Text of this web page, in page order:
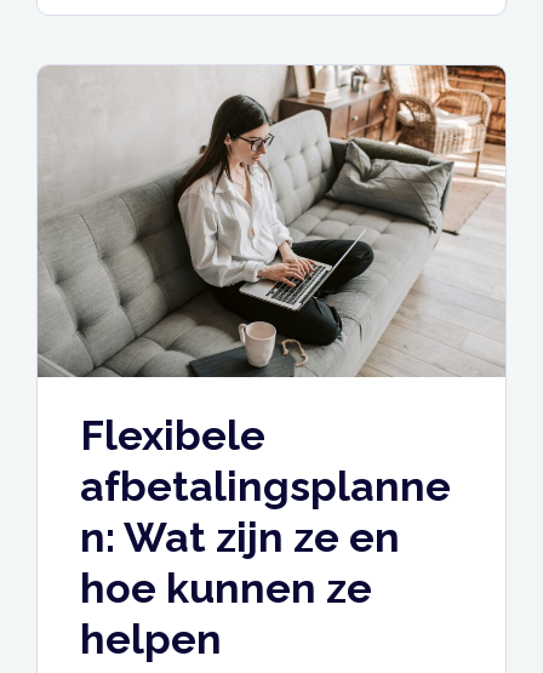
Flexibele
afbetalingsplanne
n: Wat zijn ze en
hoe kunnen ze
helpen